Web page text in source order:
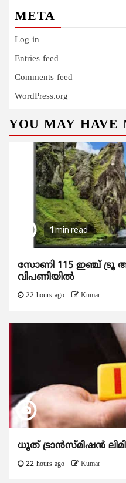
META
Log in
Entries feed
Comments feed
WordPress.org
YOU MAY HAVE
1 min read
സോണി 115 ഇഞ്ച് ട്രൂ
വിപണിയിൽ
22 hours ago Kumar
ധൂത് ട്രാൻസ്മിഷൻ
22 hours ago Kumar